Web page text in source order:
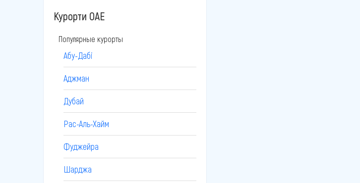
Курорти ОАЕ
Популярные курорты
Абу-Дабі
Аджман
Дубай
Рас-Аль-Хайм
Фуджейра
Шарджа